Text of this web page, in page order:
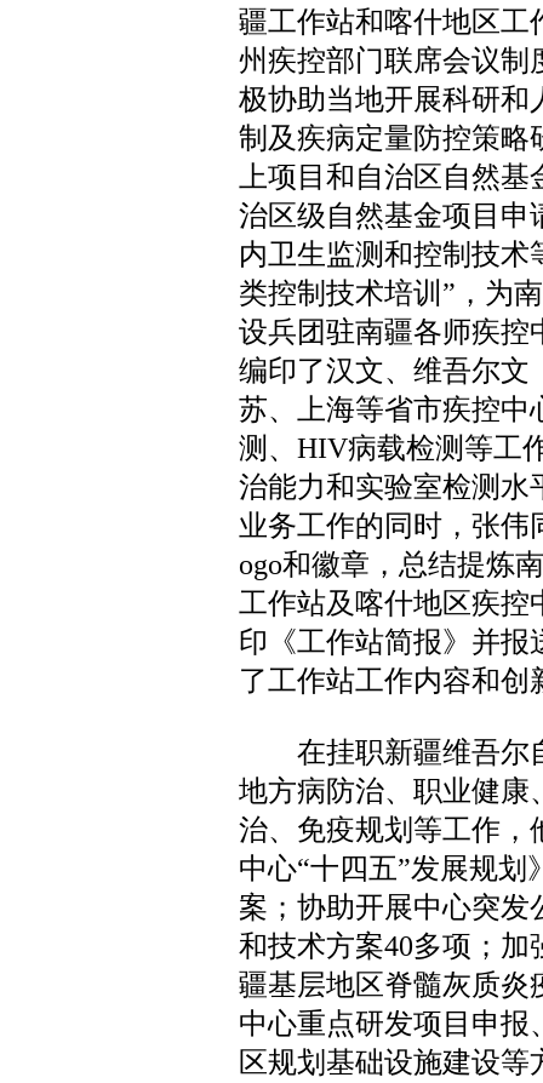
疆工作站和喀什地区工
州疾控部门联席会议制
极协助当地开展科研和
制及疾病定量防控策略
上项目和自治区自然
治区级自然基金项目申
内卫生监测和控制技术
类控制技术培训”，为
设兵团驻南疆各师疾控
编印了汉文、维吾尔文
苏、上海等省市疾控中
测、HIV病载检测等工
治能力和实验室检测水
业务工作的同时，张
ogo和徽章，总结提炼
工作站及喀什地区疾控
印《工作站简报》并报
了工作站工作内容和创
在挂职新疆维吾尔自
地方病防治、职业健康
治、免疫规划等工作，
中心“十四五”发展规
案；协助开展中心突发
和技术方案40多项；
疆基层地区脊髓灰质炎
中心重点研发项目申报
区规划基础设施建设等